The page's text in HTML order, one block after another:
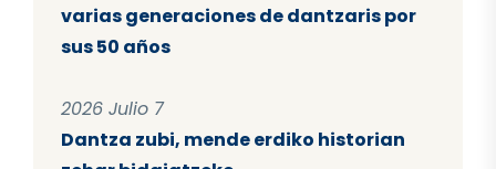
varias generaciones de dantzaris por
sus 50 años
2026 Julio 7
Dantza zubi, mende erdiko historian